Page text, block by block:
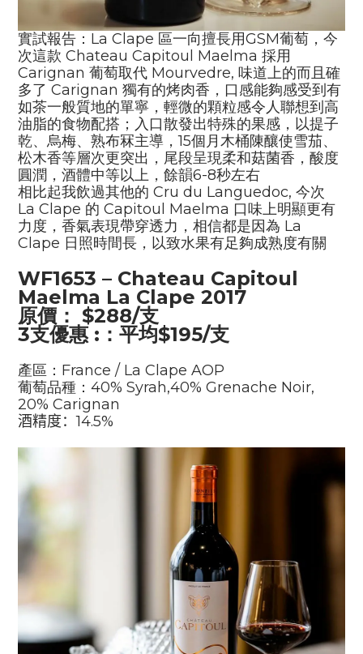
實試報告：La Clape 區一向擅長用GSM葡萄，今
次這款 Chateau Capitoul Maelma 採用
Carignan 葡萄取代 Mourvedre, 味道上的而且確
多了 Carignan 獨有的烤肉香，口感能夠感受到有
如茶一般質地的單寧，輕微的顆粒感令人聯想到高
油脂的食物配搭；入口散發出特殊的果感，以提子
乾、烏梅、熟布冧主導，15個月木桶陳釀使雪茄、
松木香等層次更突出，尾段呈現柔和菇菌香，酸度
圓潤，酒體中等以上，餘韻6-8秒左右
相比起我飲過其他的 Cru du Languedoc, 今次
La Clape 的 Capitoul Maelma 口味上明顯更有
力度，香氣表現帶穿透力，相信都是因為 La
Clape 日照時間長，以致水果有足夠成熟度有關
WF1653 – Chateau Capitoul
Maelma La Clape 2017
原價： $288/支
3支優惠 : ：平均$195/支
產區： France / La Clape AOP
葡萄品種： 40% Syrah,40% Grenache Noir,
20% Carignan
酒精度：14.5%